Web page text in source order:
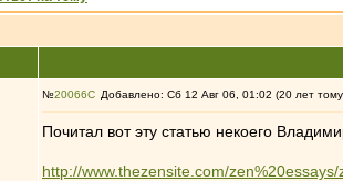
№20066 Добавлено: Сб 12 Авг 06, 01:02 (20 лет
Почитал вот эту статью некоего
http://www.thezensite.com/